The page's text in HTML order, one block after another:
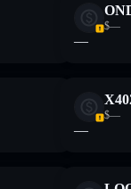
$—
—
$—
—